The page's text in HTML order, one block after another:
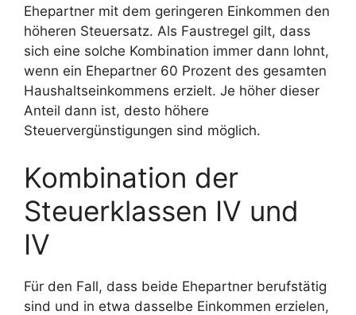
Ehepartner mit dem geringeren Einkommen den
höheren Steuersatz. Als Faustregel gilt, dass
sich eine solche Kombination immer dann lohnt,
wenn ein Ehepartner 60 Prozent des gesamten
Haushaltseinkommens erzielt. Je höher dieser
Anteil dann ist, desto höhere
Steuervergünstigungen sind möglich.
Kombination der
Steuerklassen IV und
IV
Für den Fall, dass beide Ehepartner berufstätig
sind und in etwa dasselbe Einkommen erzielen,